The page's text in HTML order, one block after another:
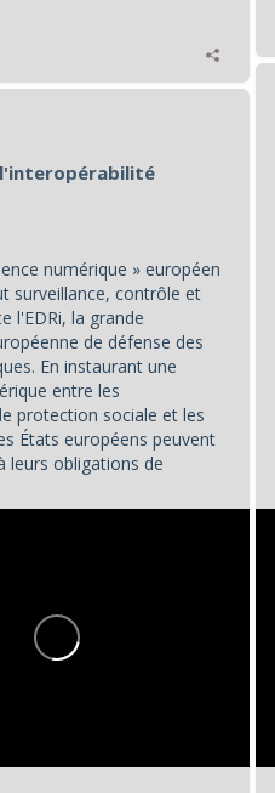
l'interopérabilité
numérique » européen
surveillance, contrôle et
l'EDRi, la grande
de défense des
En instaurant une
entre les
protection sociale et les
États européens peuvent
leurs obligations de